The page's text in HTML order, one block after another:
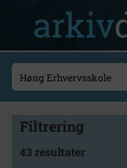
Filtrering
43 resultater